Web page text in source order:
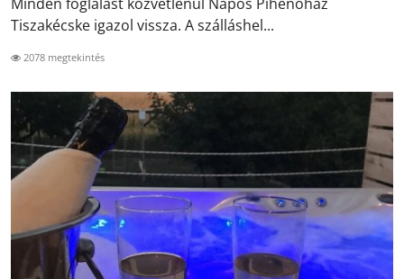
Tiszakécske igazol vissza. A szálláshel...
2078 megtekintés